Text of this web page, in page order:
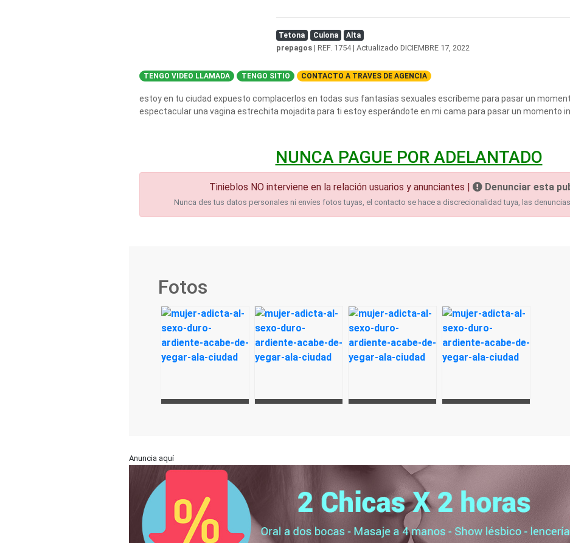
Tetona Culona Alta
prepagos| REF. 1754 | Actualizado DICIEMBRE 17, 2022
TENGO VIDEO LLAMADA TENGO SITIO CONTACTO A TRAVES DE AGENCIA
estoy en tu ciudad expuesto complacerlos en todas sus fantasías sexuales escríbeme para pasar un
espectacular una vagina estrechita mojadita para ti estoy esperándote en mi cama para pasar un momento
NUNCA PAGUE POR ADELANTADO
Tinieblos NO interviene en la relación usuarios y anunciantes | Denunciar esta
Nunca des tus datos personales ni envíes fotos tuyas, el contacto se hace a discrecionalidad tuya, las
Fotos
Anuncia aquí